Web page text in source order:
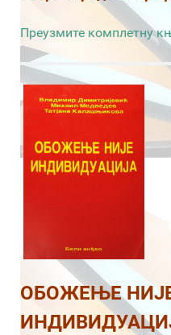
Преузмите комплетну
ОБОЖЕЊЕ